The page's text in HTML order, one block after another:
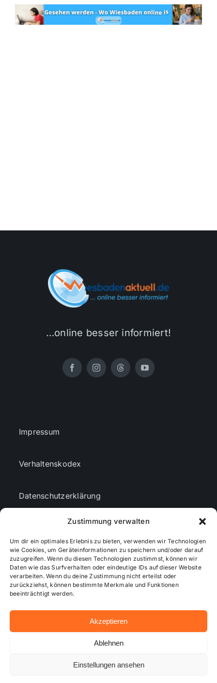
Zustimmung verwalten
Um dir ein optimales Erlebnis zu bieten, verwenden wir Technologien
wie Cookies, um Geräteinformationen zu speichern und/oder darauf
zuzugreifen. Wenn du diesen Technologien zustimmst, können wir
Daten wie das Surfverhalten oder eindeutige IDs auf dieser Website
verarbeiten. Wenn du deine Zustimmung nicht erteilst oder
zurückziehst, können bestimmte Merkmale und Funktionen
beeinträchtigt werden.
Akzeptieren
Ablehnen
Einstellungen ansehen
…online besser informiert!
Impressum
Verhaltenskodex
Datenschutzerklärung
Cookie-Richtlinie (EU)
Mediendaten
© 2026 - Wiesbadenaktuell ...online besser informiert!